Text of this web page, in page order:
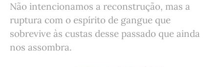
Não intencionamos a reconstrução, mas a
ruptura com o espírito de gangue que
sobrevive às custas desse passado que ainda
nos assombra.